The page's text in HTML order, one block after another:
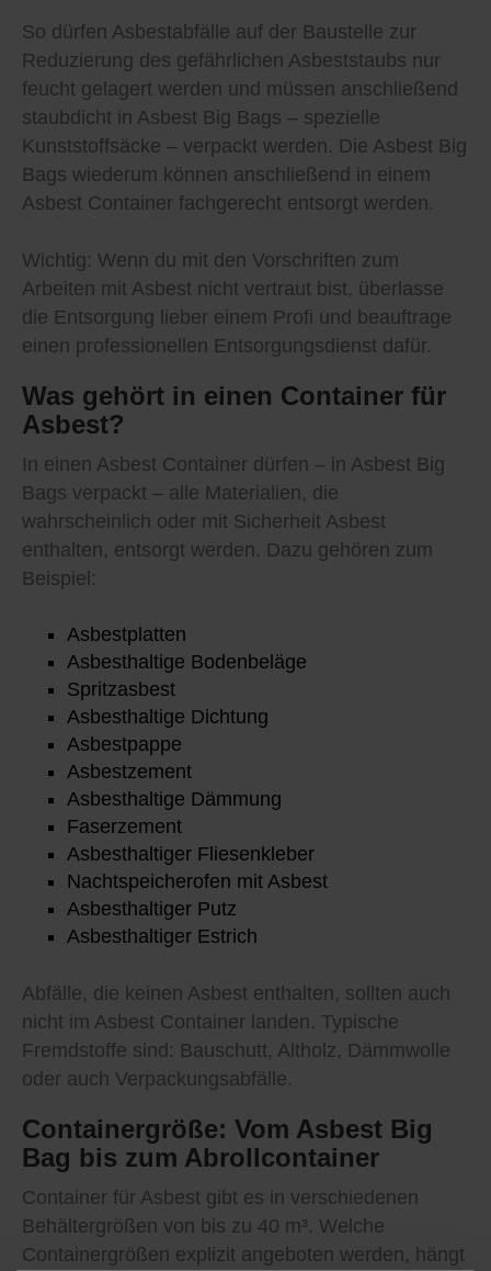
So dürfen Asbestabfälle auf der Baustelle zur
Reduzierung des gefährlichen Asbeststaubs nur
feucht gelagert werden und müssen anschließend
staubdicht in Asbest Big Bags – spezielle
Kunststoffsäcke – verpackt werden. Die Asbest Big
Bags wiederum können anschließend in einem
Asbest Container fachgerecht entsorgt werden.
Wichtig: Wenn du mit den Vorschriften zum
Arbeiten mit Asbest nicht vertraut bist, überlasse
die Entsorgung lieber einem Profi und beauftrage
einen professionellen Entsorgungsdienst dafür.
Was gehört in einen Container für
Asbest?
In einen Asbest Container dürfen – in Asbest Big
Bags verpackt – alle Materialien, die
wahrscheinlich oder mit Sicherheit Asbest
enthalten, entsorgt werden. Dazu gehören zum
Beispiel:
Asbestplatten
Asbesthaltige Bodenbeläge
Spritzasbest
Asbesthaltige Dichtung
Asbestpappe
Asbestzement
Asbesthaltige Dämmung
Faserzement
Asbesthaltiger Fliesenkleber
Nachtspeicherofen mit Asbest
Asbesthaltiger Putz
Asbesthaltiger Estrich
Abfälle, die keinen Asbest enthalten, sollten auch
nicht im Asbest Container landen. Typische
Fremdstoffe sind: Bauschutt, Altholz, Dämmwolle
oder auch Verpackungsabfälle.
Containergröße: Vom Asbest Big
Bag bis zum Abrollcontainer
Container für Asbest gibt es in verschiedenen
Behältergrößen von bis zu 40 m³. Welche
Containergrößen explizit angeboten werden, hängt